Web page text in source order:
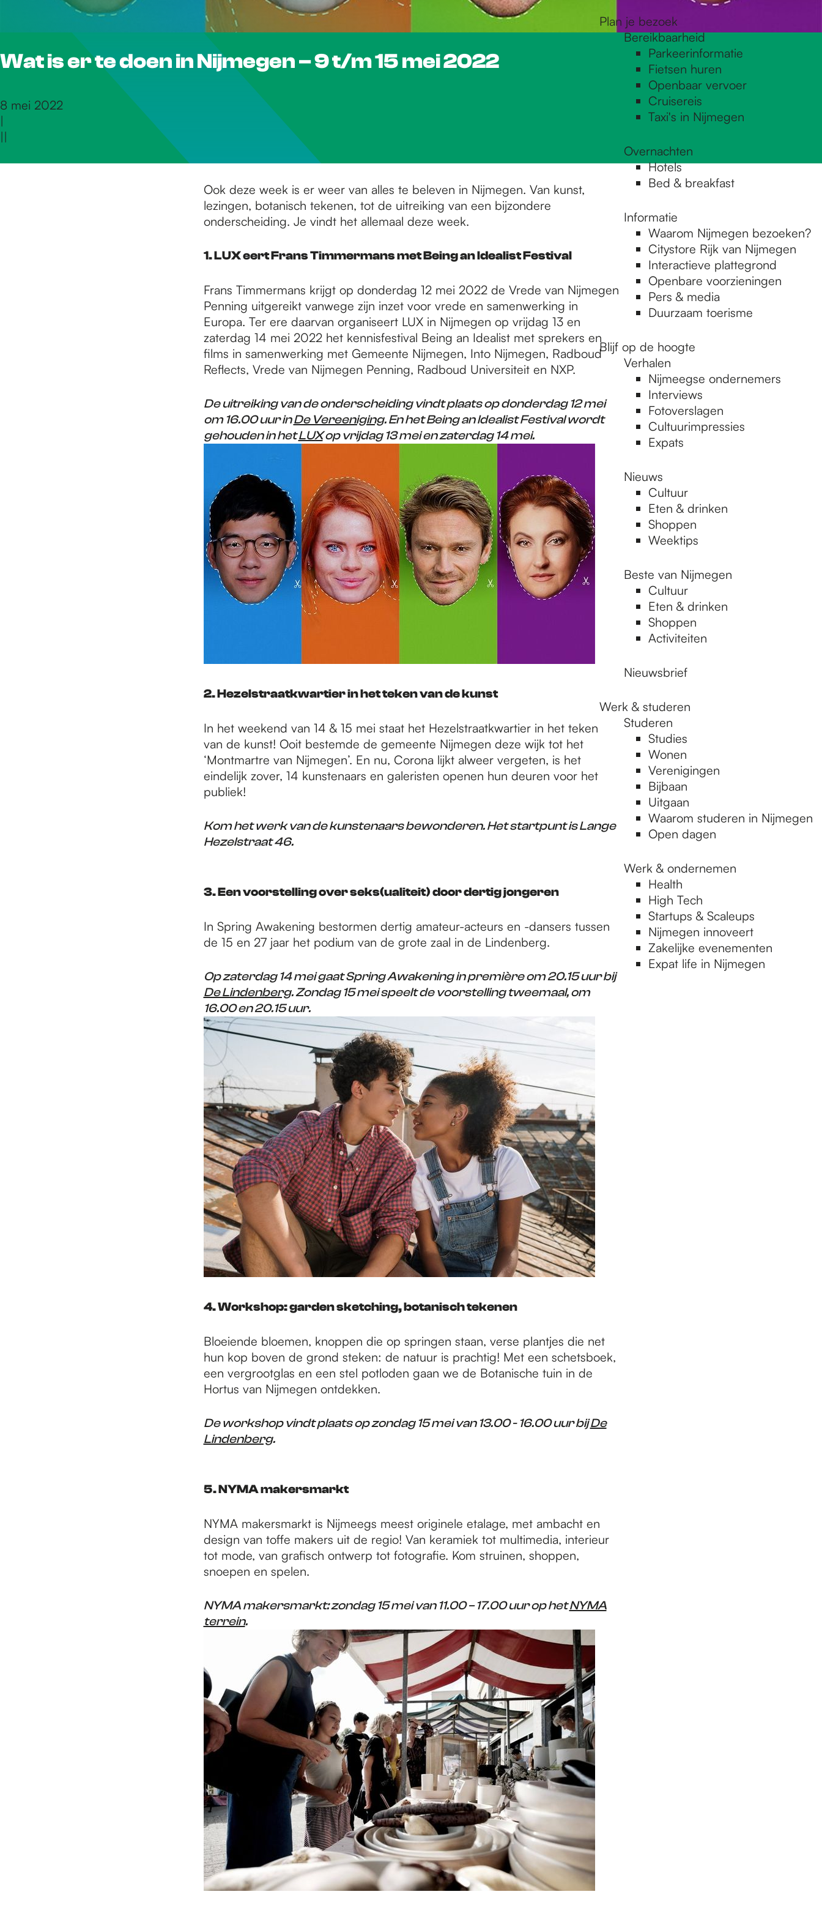
Plan je bezoek
Bereikbaarheid
Parkeerinformatie
Fietsen huren
Openbaar vervoer
Cruisereis
Taxi's in Nijmegen
Overnachten
Hotels
Bed & breakfast
Informatie
Waarom Nijmegen bezoeken?
Citystore Rijk van Nijmegen
Interactieve plattegrond
Openbare voorzieningen
Pers & media
Duurzaam toerisme
Blijf op de hoogte
Verhalen
Nijmeegse ondernemers
Interviews
Fotoverslagen
Cultuurimpressies
Expats
Nieuws
Cultuur
Eten & drinken
Shoppen
Weektips
Beste van Nijmegen
Cultuur
Eten & drinken
Shoppen
Activiteiten
Nieuwsbrief
Werk & studeren
Studeren
Studies
Wonen
Verenigingen
Bijbaan
Uitgaan
Waarom studeren in Nijmegen
Open dagen
Werk & ondernemen
Health
High Tech
Startups & Scaleups
Nijmegen innoveert
Zakelijke evenementen
Expat life in Nijmegen
Wat is er te doen in Nijmegen – 9 t/m 15 mei 2022
8 mei 2022
|
||
Ook deze week is er weer van alles te beleven in Nijmegen. Van kunst,
lezingen, botanisch tekenen, tot de uitreiking van een bijzondere
onderscheiding. Je vindt het allemaal deze week.
1. LUX eert Frans Timmermans met Being an Idealist Festival
Frans Timmermans krijgt op donderdag 12 mei 2022 de Vrede van Nijmegen
Penning uitgereikt vanwege zijn inzet voor vrede en samenwerking in
Europa. Ter ere daarvan organiseert LUX in Nijmegen op vrijdag 13 en
zaterdag 14 mei 2022 het kennisfestival Being an Idealist met sprekers en
films in samenwerking met Gemeente Nijmegen, Into Nijmegen, Radboud
Reflects, Vrede van Nijmegen Penning, Radboud Universiteit en NXP.
De uitreiking van de onderscheiding vindt plaats op donderdag 12 mei
om 16.00 uur inDe Vereeniging. En het Being an Idealist Festival wordt
gehouden in hetLUXop vrijdag 13 mei en zaterdag 14 mei.
2. Hezelstraatkwartier in het teken van de kunst
In het weekend van 14 & 15 mei staat het Hezelstraatkwartier in het teken
van de kunst! Ooit bestemde de gemeente Nijmegen deze wijk tot het
‘Montmartre van Nijmegen’. En nu, Corona lijkt alweer vergeten, is het
eindelijk zover, 14 kunstenaars en galeristen openen hun deuren voor het
publiek!
Kom het werk van de kunstenaars bewonderen. Het startpunt is Lange
Hezelstraat 46.
3. Een voorstelling over seks(ualiteit) door dertig jongeren
In Spring Awakening bestormen dertig amateur-acteurs en -dansers tussen
de 15 en 27 jaar het podium van de grote zaal in de Lindenberg.
Op zaterdag 14 mei gaat Spring Awakening in première om 20.15 uur bij
De Lindenberg. Zondag 15 mei speelt de voorstelling tweemaal, om
16.00 en 20.15 uur.
4. Workshop: garden sketching, botanisch tekenen
Bloeiende bloemen, knoppen die op springen staan, verse plantjes die net
hun kop boven de grond steken: de natuur is prachtig! Met een schetsboek,
een vergrootglas en een stel potloden gaan we de Botanische tuin in de
Hortus van Nijmegen ontdekken.
De workshop vindt plaats op zondag 15 mei van 13.00 - 16.00 uur bijDe
Lindenberg.
5. NYMA makersmarkt
NYMA makersmarkt is Nijmeegs meest originele etalage, met ambacht en
design van toffe makers uit de regio! Van keramiek tot multimedia, interieur
tot mode, van grafisch ontwerp tot fotografie. Kom struinen, shoppen,
snoepen en spelen.
NYMA makersmarkt: zondag 15 mei van 11.00 – 17.00 uur op hetNYMA
terrein.